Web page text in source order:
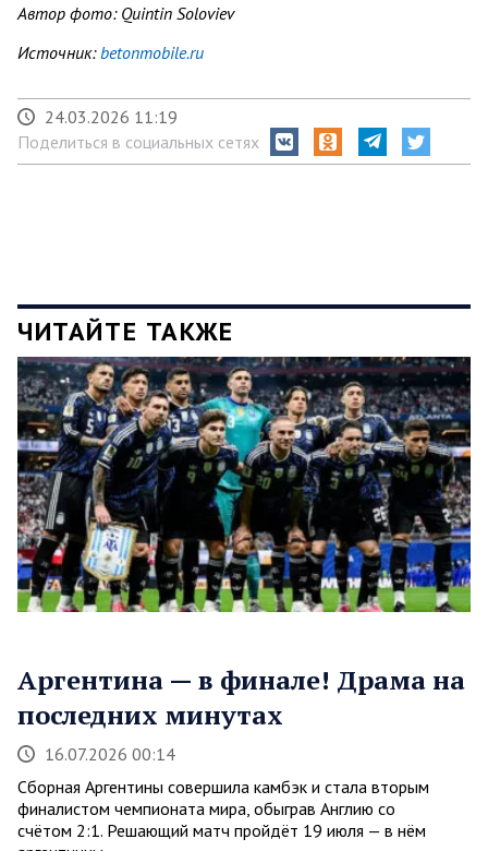
Автор фото: Quintin Soloviev
Источник:betonmobile.ru
24.03.2026 11:19
Поделиться в социальных сетях
ЧИТАЙТЕ ТАКЖЕ
Аргентина — в финале! Драма на
последних минутах
16.07.2026 00:14
Сборная Аргентины совершила камбэк и стала вторым
финалистом чемпионата мира, обыграв Англию со
счётом 2:1. Решающий матч пройдёт 19 июля — в нём